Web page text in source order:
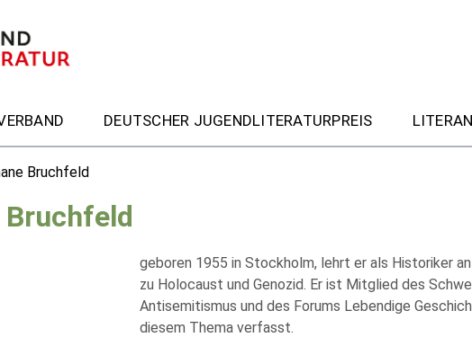
DEUTSCHER JUGENDLITERATURPREIS
Bruchfeld
geboren 1955 in Stockholm, lehrt er als Historiker
zu Holocaust und Genozid. Er ist Mitglied des
Antisemitismus und des Forums Lebendige
diesem Thema verfasst.